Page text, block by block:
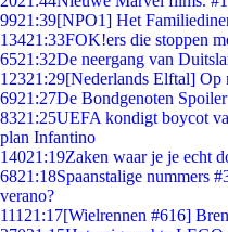
9921:39[NPO1] Het
13421:33FOK!ers die stoppen
6521:32De neergang van
12321:29[Nederlands Elftal] Op
6921:27De Bondgenoten
8321:25UEFA kondigt boycot
plan Infantino
14021:19Zaken waar je je echt
6821:18Spaanstalige nummers
verano?
111 21:17[Wielrennen #616]